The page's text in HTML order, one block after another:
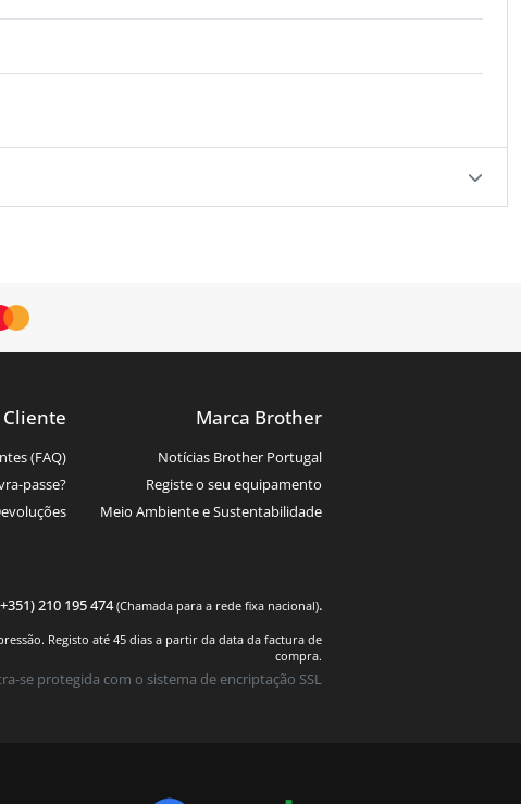
(FAQ)
passe?
Marca Brother
Notícias Brother Portugal
Registe o seu equipamento
Meio Ambiente e Sustentabilidade
210 195 474(Chamada para a rede fixa nacional).
Registo até 45 dias a partir da data da factura de
compra.
se protegida com o sistema de encriptação SSL